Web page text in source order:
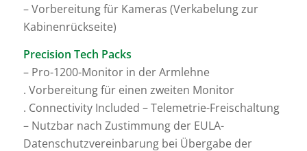
– Vorbereitung für Kameras (Verkabelung zur
Kabinenrückseite)
Precision Tech Packs
– Pro-1200-Monitor in der Armlehne
. Vorbereitung für einen zweiten Monitor
. Connectivity Included – Telemetrie-Freischaltung
– Nutzbar nach Zustimmung der EULA-
Datenschutzvereinbarung bei Übergabe der